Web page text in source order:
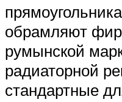
обрамляют
румынской
радиаторной
стандартные